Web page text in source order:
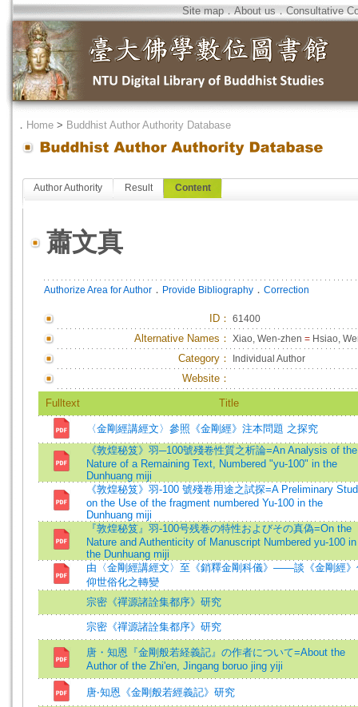
Site map．About us．Consultative
． Home > Buddhist Author Authority Database
Author Authority Result Content
蕭文真
Authorize Area for Author ． Provide Bibliography ． Correction
ID ： 61400
Alternative Names： Xiao, Wen-zhen = Hsiao,
Category： Individual Author
Website：
Fulltext Title
〈金剛經講經文〉參照《金剛經》注本問題 之探究
《敦煌秘笈》羽─100號殘卷性質之析論=An Analysis of the
Nature of a Remaining Text, Numbered "yu-100" in the
Dunhuang miji
《敦煌秘笈》羽-100 號殘卷用途之試探=A Preliminary
on the Use of the fragment numbered Yu-100 in the
Dunhuang miji
『敦煌秘笈』羽-100号残巻の特性およびその真偽=On the
Nature and Authenticity of Manuscript Numbered yu-100 in
the Dunhuang miji
由〈金剛經講經文〉至《銷釋金剛科儀》——談《金剛經》
仰世俗化之轉變
宗密《禪源諸詮集都序》研究
宗密《禪源諸詮集都序》研究
唐・知恩『金剛般若経義記』の作者について=About the
Author of the Zhi'en, Jingang boruo jing yiji
唐‧知恩《金剛般若經義記》研究